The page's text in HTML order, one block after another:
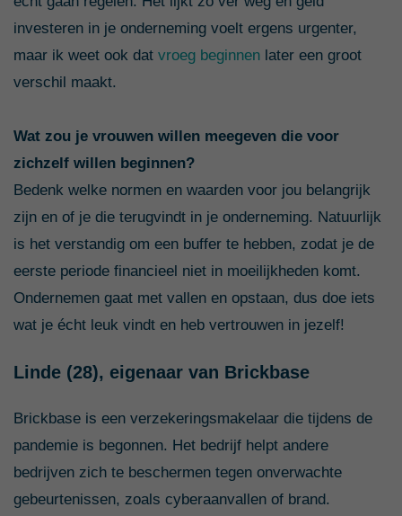
investeren in je onderneming voelt ergens urgenter,
maar ik weet ook dat vroeg beginnen later een groot
verschil maakt.
Wat zou je vrouwen willen meegeven die voor
zichzelf willen beginnen?
Bedenk welke normen en waarden voor jou belangrijk
zijn en of je die terugvindt in je onderneming. Natuurlijk
is het verstandig om een buffer te hebben, zodat je de
eerste periode financieel niet in moeilijkheden komt.
Ondernemen gaat met vallen en opstaan, dus doe iets
wat je écht leuk vindt en heb vertrouwen in jezelf!
Linde (28), eigenaar van Brickbase
Brickbase is een verzekeringsmakelaar die tijdens de
pandemie is begonnen. Het bedrijf helpt andere
bedrijven zich te beschermen tegen onverwachte
gebeurtenissen, zoals cyberaanvallen of brand.